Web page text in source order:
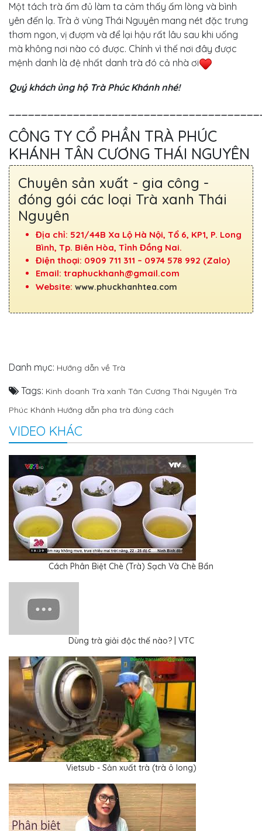
Một tách trà ấm đủ làm ta cảm thấy ấm lòng và bình
yên đến lạ. Trà ở vùng Thái Nguyên mang nét đặc trưng
thơm ngon, vị đượm và để lại hậu rất lâu sau khi uống
mà không nơi nào có được. Chính vì thế nơi đây được
mệnh danh là đệ nhất danh trà đó cả nhà ơi
Quý khách ủng hộ Trà Phúc Khánh nhé!
CÔNG TY CỔ PHẦN TRÀ PHÚC
KHÁNH TÂN CƯƠNG THÁI NGUYÊN
Chuyên sản xuất - gia công -
đóng gói các loại Trà xanh Thái
Nguyên
Địa chỉ: 521/44B Xa Lộ Hà Nội, Tổ 6, KP1, P. Long
Bình, Tp. Biên Hòa, Tỉnh Đồng Nai.
Điện thoại: 0909 711 311 – 0974 578 992 (Zalo)
Email: traphuckhanh@gmail.com
Website: www.phuckhanhtea.com
Danh mục: Hướng dẫn về Trà
Tags: Kinh doanh Trà xanh Tân Cương Thái Nguyên Trà
Phúc Khánh Hướng dẫn pha trà đúng cách
VIDEO KHÁC
Cách Phân Biệt Chè (Trà) Sạch Và Chè Bẩn
Dùng trà giải độc thế nào? | VTC
Vietsub - Sản xuất trà (trà ô long)